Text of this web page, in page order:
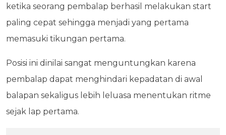
ketika seorang pembalap berhasil melakukan start
paling cepat sehingga menjadi yang pertama
memasuki tikungan pertama.
Posisi ini dinilai sangat menguntungkan karena
pembalap dapat menghindari kepadatan di awal
balapan sekaligus lebih leluasa menentukan ritme
sejak lap pertama.